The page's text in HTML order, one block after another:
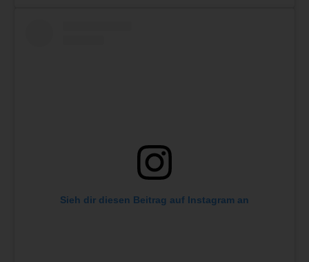
Sieh dir diesen Beitrag auf Instagram an